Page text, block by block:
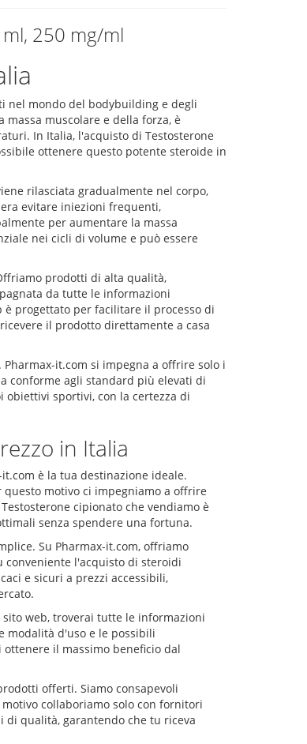
250 mg/ml
nel mondo del bodybuilding e degli
muscolare e della forza, è
In Italia, l'acquisto di Testosterone
ottenere questo potente steroide in
rilasciata gradualmente nel corpo,
evitare iniezioni frequenti,
per aumentare la massa
nei cicli di volume e può essere
prodotti di alta qualità,
da tutte le informazioni
progettato per facilitare il processo di
il prodotto direttamente a casa
it.com si impegna a offrire solo i
conforme agli standard più elevati di
sportivi, con la certezza di
in Italia
è la tua destinazione ideale.
motivo ci impegniamo a offrire
cipionato che vendiamo è
senza spendere una fortuna.
Su Pharmax-it.com, offriamo
conveniente l'acquisto di steroidi
e sicuri a prezzi accessibili,
web, troverai tutte le informazioni
modalità d'uso e le possibili
il massimo beneficio dal
offerti. Siamo consapevoli
collaboriamo solo con fornitori
di qualità, garantendo che tu riceva